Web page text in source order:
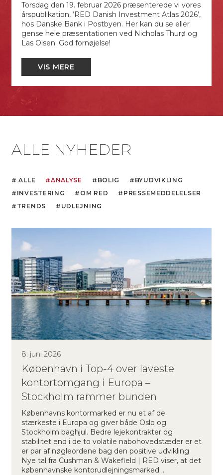
Torsdag den 19. februar 2026 præsenterede vi vores
årspublikation, ‘RED Danish Investment Atlas 2026’,
hos Danske Bank i Postbyen. Her kan du se eller
gense hele præsentationen ved Nicholas Thurø og
Las Olsen. God fornøjelse!
VIS MERE
ALLE NYHEDER
ALLE ANALYSE BOLIG
BYUDVIKLING
INVESTERING
OM RED
PRESSEMEDDELELSER
TRENDS
UDLEJNING
8. juni 2026
København i Top-4 over laveste
kontortomgang i Europa –
Stockholm rammer bunden
Københavns kontormarked er nu et af de
stærkeste i Europa og giver både Oslo og
Stockholm baghjul. Bedre lejekontrakter og
stabilitet end i de to volatile nabohovedstæder er et
er par af nøgleordene bag den positive udvikling
Nye tal fra Cushman & Wakefield | RED viser, at det
københavnske kontorudlejningsmarked …